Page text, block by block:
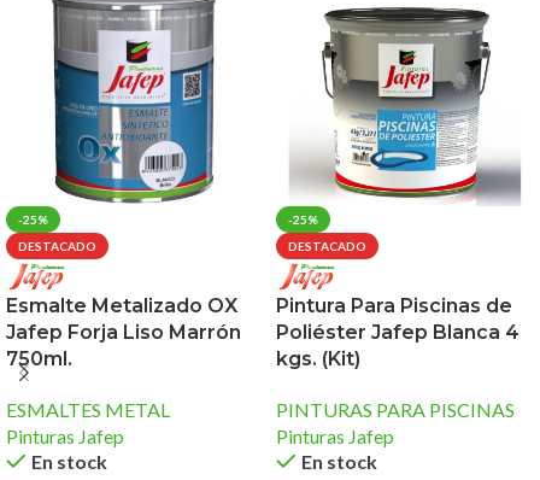
-25%
DESTACADO
Esmalte Metalizado OX
Jafep Forja Liso Marrón
750ml.
ESMALTES METAL
Pinturas Jafep
En stock
-25%
DESTACADO
Pintura Para Piscinas de
Poliéster Jafep Blanca 4
kgs. (Kit)
PINTURAS PARA PISCINAS
Pinturas Jafep
En stock